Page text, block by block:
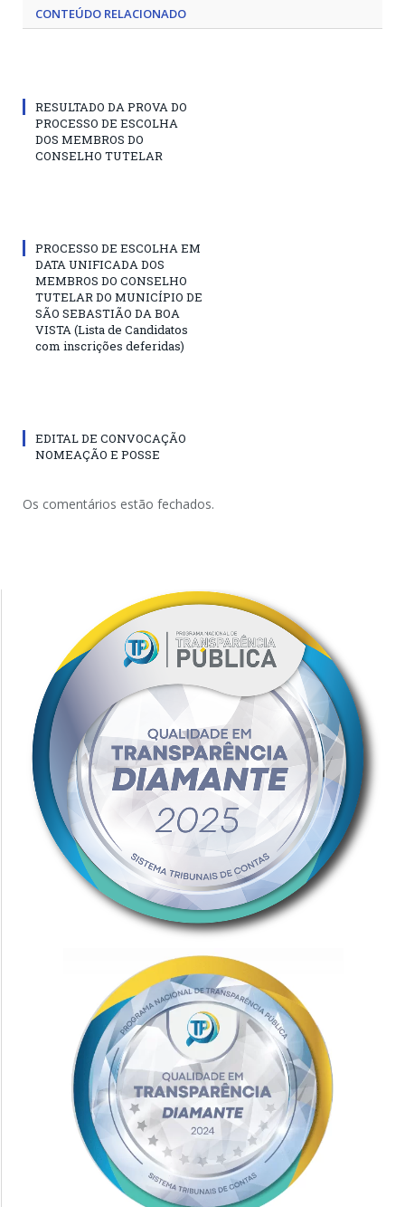
CONTEÚDO RELACIONADO
RESULTADO DA PROVA DO
PROCESSO DE ESCOLHA
DOS MEMBROS DO
CONSELHO TUTELAR
PROCESSO DE ESCOLHA EM
DATA UNIFICADA DOS
MEMBROS DO CONSELHO
TUTELAR DO MUNICÍPIO DE
SÃO SEBASTIÃO DA BOA
VISTA (Lista de Candidatos
com inscrições deferidas)
EDITAL DE CONVOCAÇÃO
NOMEAÇÃO E POSSE
Os comentários estão fechados.